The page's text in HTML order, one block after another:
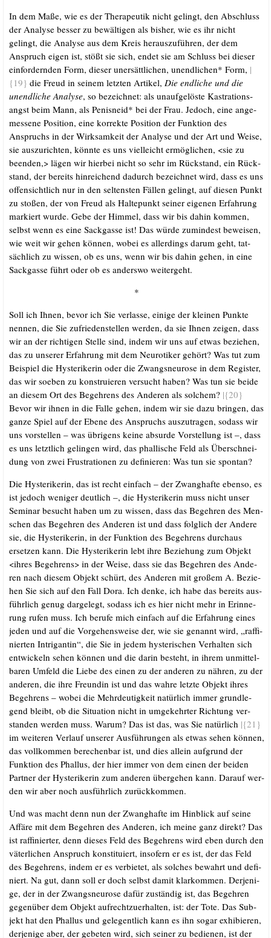
In dem Maße, wie es der The­ra­peu­tik nicht gelingt, den Abschluss
der Ana­ly­se bes­ser zu bewäl­ti­gen als bis­her, wie es ihr nicht
gelingt, die Ana­ly­se aus dem Kreis her­aus­zu­füh­ren, der dem
Anspruch eigen ist, stößt sie sich, endet sie am Schluss bei die­ser
ein­for­dern­den Form, die­ser uner­sätt­li­chen, unend­li­chen* Form, |
{19} die Freud in sei­nem letz­ten Arti­kel, Die end­li­che und die
unend­li­che Ana­ly­se, so bezeich­net: als unauf­ge­lös­te Kas­tra­ti­ons­
angst beim Mann, als Penis­neid* bei der Frau. Jedoch, eine ange­
mes­se­ne Posi­ti­on, eine kor­rek­te Posi­ti­on der Funk­ti­on des
Anspruchs in der Wirk­sam­keit der Ana­ly­se und der Art und Wei­se,
sie aus­zu­rich­ten, könn­te es uns viel­leicht ermög­li­chen, <sie zu
been­den,> lägen wir hier­bei nicht so sehr im Rück­stand, ein Rück­
stand, der bereits hin­rei­chend dadurch bezeich­net wird, dass es uns
offen­sicht­lich nur in den sel­tens­ten Fäl­len gelingt, auf die­sen Punkt
zu sto­ßen, der von Freud als Hal­te­punkt sei­ner eige­nen Erfah­rung
mar­kiert wur­de. Gebe der Him­mel, dass wir bis dahin kom­men,
selbst wenn es eine Sack­gas­se ist! Das wür­de zumin­dest bewei­sen,
wie weit wir gehen kön­nen, wobei es aller­dings dar­um geht, tat­
säch­lich zu wis­sen, ob es uns, wenn wir bis dahin gehen, in eine
Sack­gas­se führt oder ob es anders­wo weitergeht.
*
Soll ich Ihnen, bevor ich Sie ver­las­se, eini­ge der klei­nen Punk­te
nen­nen, die Sie zufrie­den­stel­len wer­den, da sie Ihnen zei­gen, dass
wir an der rich­ti­gen Stel­le sind, indem wir uns auf etwas bezie­hen,
das zu unse­rer Erfah­rung mit dem Neu­ro­ti­ker gehört? Was tut zum
Bei­spiel die Hys­te­ri­ke­rin oder die Zwangs­neu­ro­se in dem Regis­ter,
das wir soeben zu kon­stru­ie­ren ver­sucht haben? Was tun sie bei­de
an die­sem Ort des Begeh­rens des Ande­ren als sol­chem? |{20}
Bevor wir ihnen in die Fal­le gehen, indem wir sie dazu brin­gen, das
gan­ze Spiel auf der Ebe­ne des Anspruchs aus­zu­tra­gen, sodass wir
uns vor­stel­len – was übri­gens kei­ne absur­de Vor­stel­lung ist –, dass
es uns letzt­lich gelin­gen wird, das phal­li­sche Feld als Über­schnei­
dung von zwei Frus­tra­tio­nen zu defi­nie­ren: Was tun sie spontan?
Die Hys­te­ri­ke­rin, das ist recht ein­fach – der Zwang­haf­te eben­so, es
ist jedoch weni­ger deut­lich –, die Hys­te­ri­ke­rin muss nicht unser
Semi­nar besucht haben um zu wis­sen, dass das Begeh­ren des Men­
schen das Begeh­ren des Ande­ren ist und dass folg­lich der Ande­re
sie, die Hys­te­ri­ke­rin, in der Funk­ti­on des Begeh­rens durch­aus
erset­zen kann. Die Hys­te­ri­ke­rin lebt ihre Bezie­hung zum Objekt
<ihres Begeh­rens> in der Wei­se, dass sie das Begeh­ren des Ande­
ren nach die­sem Objekt schürt, des Ande­ren mit gro­ßem A. Bezie­
hen Sie sich auf den Fall Dora. Ich den­ke, ich habe das bereits aus­
führ­lich genug dar­ge­legt, sodass ich es hier nicht mehr in Erin­ne­
rung rufen muss. Ich beru­fe mich ein­fach auf die Erfah­rung eines
jeden und auf die Vor­ge­hens­wei­se der, wie sie genannt wird, „raf­fi­
nier­ten Intri­gan­tin“, die Sie in jedem hys­te­ri­schen Ver­hal­ten sich
ent­wi­ckeln sehen kön­nen und die dar­in besteht, in ihrem unmit­tel­
ba­ren Umfeld die Lie­be des einen zu der ande­ren zu näh­ren, zu der
ande­ren, die ihre Freun­din ist und das wah­re letz­te Objekt ihres
Begeh­rens – wobei die Mehr­deu­tig­keit natür­lich immer grund­le­
gend bleibt, ob die Situa­ti­on nicht in umge­kehr­ter Rich­tung ver­
stan­den wer­den muss. War­um? Das ist das, was Sie natür­lich |{21}
im wei­te­ren Ver­lauf unse­rer Aus­füh­run­gen als etwas sehen kön­nen,
das voll­kom­men bere­chen­bar ist, und dies allein auf­grund der
Funk­ti­on des Phal­lus, der hier immer von dem einen der bei­den
Part­ner der Hys­te­ri­ke­rin zum ande­ren über­ge­hen kann. Dar­auf wer­
den wir aber noch aus­führ­lich zurückkommen.
Und was macht denn nun der Zwang­haf­te im Hin­blick auf sei­ne
Affä­re mit dem Begeh­ren des Ande­ren, ich mei­ne ganz direkt? Das
ist raf­fi­nier­ter, denn die­ses Feld des Begeh­rens wird eben durch den
väter­li­chen Anspruch kon­sti­tu­iert, inso­fern er es ist, der das Feld
des Begeh­rens, indem er es ver­bie­tet, als sol­ches bewahrt und defi­
niert. Na gut, dann soll er doch selbst damit klar­kom­men. Der­je­ni­
ge, der in der Zwangs­neu­ro­se dafür zustän­dig ist, das Begeh­ren
gegen­über dem Objekt auf­recht­zu­er­hal­ten, ist: der Tote. Das Sub­
jekt hat den Phal­lus und gele­gent­lich kann es ihn sogar exhi­bie­ren,
der­je­ni­ge aber, der gebe­ten wird, sich sei­ner zu bedie­nen, ist der